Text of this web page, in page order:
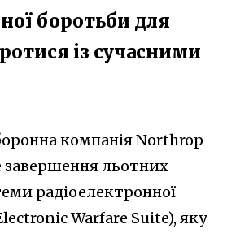
боротьби для
із сучасними
компанія Northrop
завершення льотних
радіоелектронної
Warfare Suite), яку